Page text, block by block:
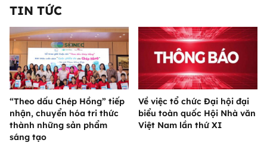
TIN TỨC
“Theo dấu Chép Hồng” tiếp
nhận, chuyển hóa tri thức
thành những sản phẩm
sáng tạo
Về việc tổ chức Đại hội đại
biểu toàn quốc Hội Nhà văn
Việt Nam lần thứ XI